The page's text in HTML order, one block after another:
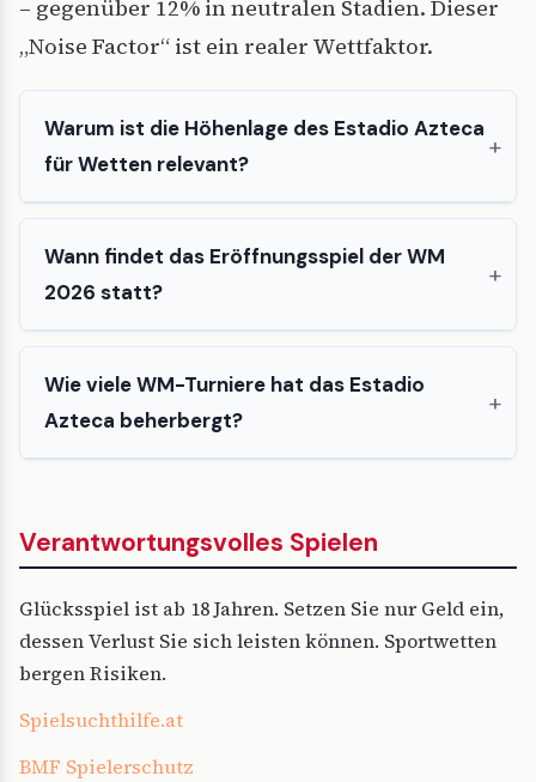
– gegenüber 12% in neutralen Stadien. Dieser
„Noise Factor“ ist ein realer Wettfaktor.
Warum ist die Höhenlage des Estadio Azteca
für Wetten relevant?
Wann findet das Eröffnungsspiel der WM
2026 statt?
Wie viele WM-Turniere hat das Estadio
Azteca beherbergt?
Verantwortungsvolles Spielen
Glücksspiel ist ab 18 Jahren. Setzen Sie nur Geld ein,
dessen Verlust Sie sich leisten können. Sportwetten
bergen Risiken.
Spielsuchthilfe.at
BMF Spielerschutz